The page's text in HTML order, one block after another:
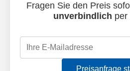
Fragen Sie den Preis
unverbindlich per
Preisanfrage